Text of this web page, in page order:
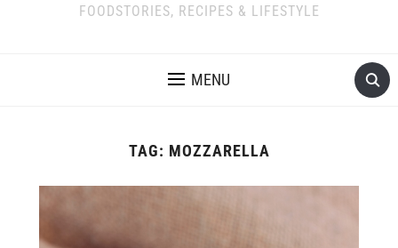
FOODSTORIES, RECIPES & LIFESTYLE
MENU
TAG: MOZZARELLA